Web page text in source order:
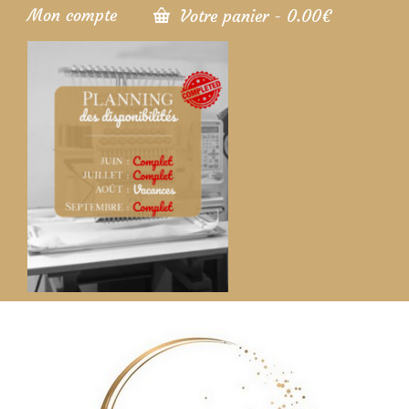
Mon compte Votre panier - 0.00€